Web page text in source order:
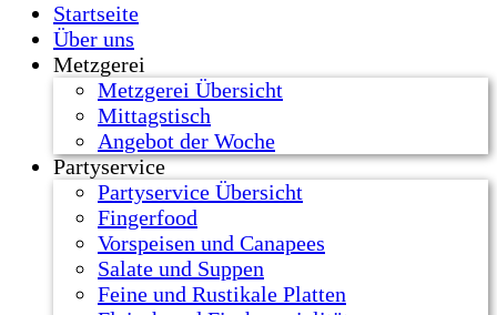
Startseite
Über uns
Metzgerei
Metzgerei Übersicht
Mittagstisch
Angebot der Woche
Partyservice
Partyservice Übersicht
Fingerfood
Vorspeisen und Canapees
Salate und Suppen
Feine und Rustikale Platten